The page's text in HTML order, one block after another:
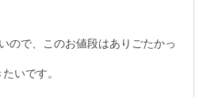
ので、このお値段はありごたかっ
いです。